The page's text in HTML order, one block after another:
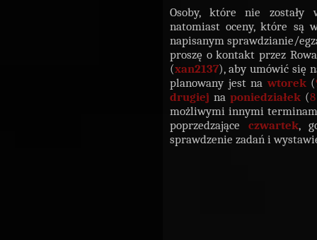
Osoby, które nie
natomiast oceny, które są
napisanym sprawdzianie/
proszę o kontakt przez
(xan2137), aby umówić się
planowany jest nawtorek(
drugiej na poniedziałek (
możliwymi innymi
poprzedzające czwartek,
sprawdzenie zadań i